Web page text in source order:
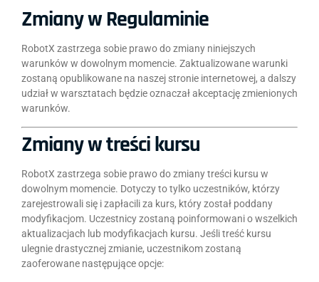
Zmiany w Regulaminie
RobotX zastrzega sobie prawo do zmiany niniejszych
warunków w dowolnym momencie. Zaktualizowane warunki
zostaną opublikowane na naszej stronie internetowej, a dalszy
udział w warsztatach będzie oznaczał akceptację zmienionych
warunków.
Zmiany w treści kursu
RobotX zastrzega sobie prawo do zmiany treści kursu w
dowolnym momencie. Dotyczy to tylko uczestników, którzy
zarejestrowali się i zapłacili za kurs, który został poddany
modyfikacjom. Uczestnicy zostaną poinformowani o wszelkich
aktualizacjach lub modyfikacjach kursu. Jeśli treść kursu
ulegnie drastycznej zmianie, uczestnikom zostaną
zaoferowane następujące opcje: